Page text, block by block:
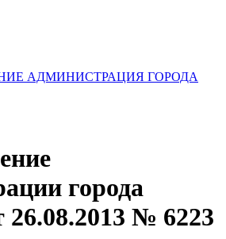
АДМИНИСТРАЦИЯ ГОРОДА
города
26.08.2013 № 6223